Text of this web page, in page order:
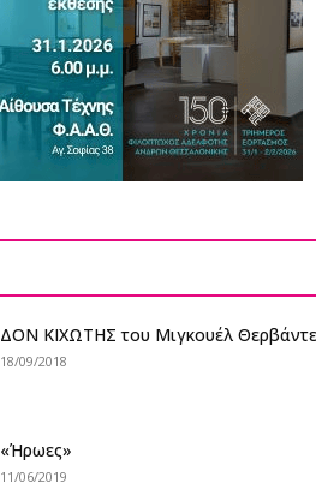
ΔΟΝ ΚΙΧΩΤΗΣ του Μιγκουέλ
18/09/2018
«Ήρωες»
11/06/2019